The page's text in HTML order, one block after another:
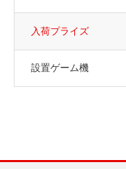
入荷プライズ
設置ゲーム機